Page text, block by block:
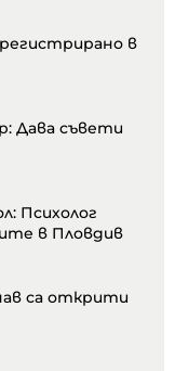
в
Дава съвети
Психолог
в Пловдив
са открити